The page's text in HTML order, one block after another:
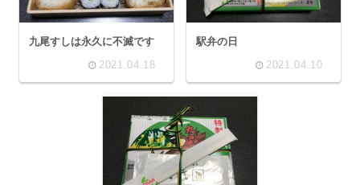
九尾すしは永久に不滅です
2021.04.18
駅弁の日
2021.04.10